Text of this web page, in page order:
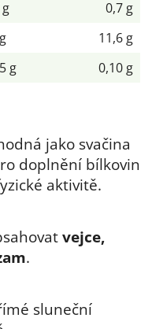
0,7 g
11,6 g
g 0,10 g
jako svačina
doplnění bílkovin
aktivitě.
vejce,
.
sluneční